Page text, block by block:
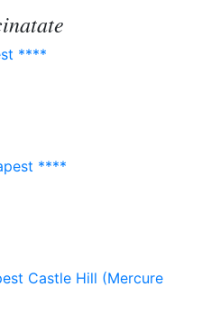
****
****
Castle Hill (Mercure